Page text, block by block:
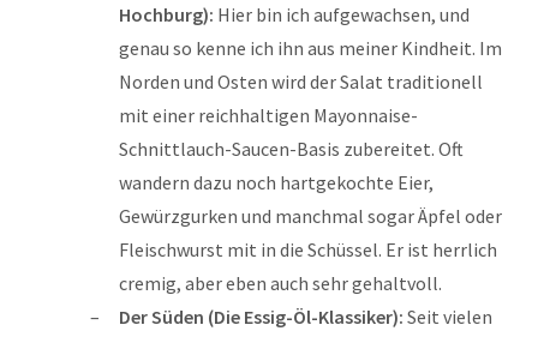
Hochburg): Hier bin ich aufgewachsen, und
genau so kenne ich ihn aus meiner Kindheit. Im
Norden und Osten wird der Salat traditionell
mit einer reichhaltigen Mayonnaise-
Schnittlauch-Saucen-Basis zubereitet. Oft
wandern dazu noch hartgekochte Eier,
Gewürzgurken und manchmal sogar Äpfel oder
Fleischwurst mit in die Schüssel. Er ist herrlich
cremig, aber eben auch sehr gehaltvoll.
Der Süden (Die Essig-Öl-Klassiker): Seit vielen